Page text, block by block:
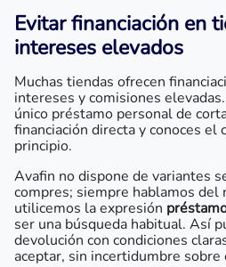
Evitar financiación en
intereses elevados
Muchas tiendas ofrecen
intereses y comisiones
único préstamo personal de
financiación directa y conoces
principio.
Avafin no dispone de variantes
compres; siempre hablamos del
utilicemos la expresión
ser una búsqueda habitual. Así
devolución con condiciones
aceptar, sin incertidumbre sobre